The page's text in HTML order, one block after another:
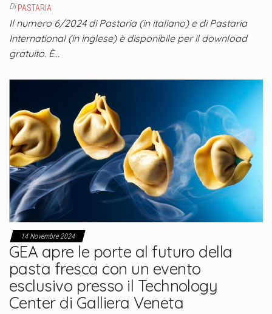
Di PASTARIA
Il numero 6/2024 di Pastaria (in italiano) e di Pastaria
International (in inglese) è disponibile per il download
gratuito. È…
14 Novembre 2024
GEA apre le porte al futuro della
pasta fresca con un evento
esclusivo presso il Technology
Center di Galliera Veneta